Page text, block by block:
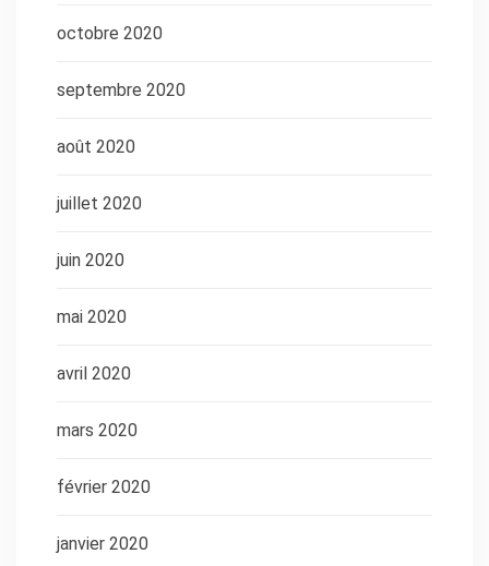
octobre 2020
septembre 2020
août 2020
juillet 2020
juin 2020
mai 2020
avril 2020
mars 2020
février 2020
janvier 2020